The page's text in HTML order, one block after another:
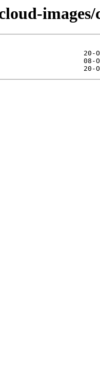
images/